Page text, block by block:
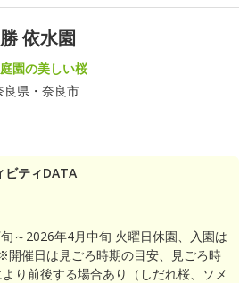
依水園
園の美しい桜
良県・奈良市
ビティDATA
～2026年4月中旬 火曜日休園、入園は
催日は見ごろ時期の目安、見ごろ時
り前後する場合あり（しだれ桜、ソメ